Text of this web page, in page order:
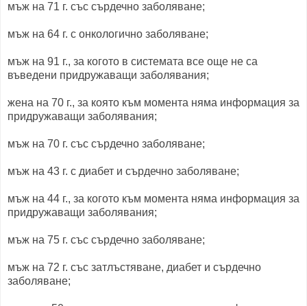
мъж на 71 г. със сърдечно заболяване;
мъж на 64 г. с онкологично заболяване;
мъж на 91 г., за когото в системата все още не са
въведени придружаващи заболявания;
жена на 70 г., за която към момента няма информация за
придружаващи заболявания;
мъж на 70 г. със сърдечно заболяване;
мъж на 43 г. с диабет и сърдечно заболяване;
мъж на 44 г., за когото към момента няма информация за
придружаващи заболявания;
мъж на 75 г. със сърдечно заболяване;
мъж на 72 г. със затлъстяване, диабет и сърдечно
заболяване;